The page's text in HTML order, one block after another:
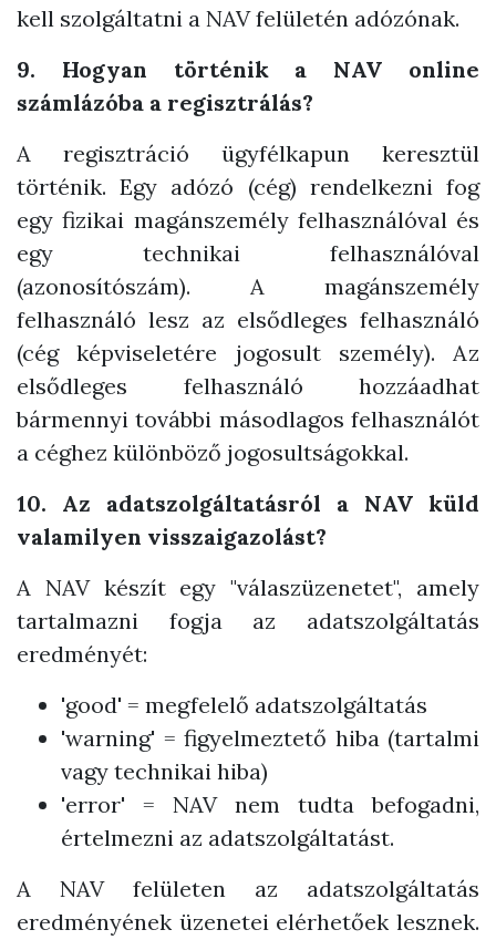
kell szolgáltatni a NAV felületén adózónak.
9. Hogyan történik a NAV online
számlázóba a regisztrálás?
A regisztráció ügyfélkapun keresztül
történik. Egy adózó (cég) rendelkezni fog
egy fizikai magánszemély felhasználóval és
egy technikai felhasználóval
(azonosítószám). A magánszemély
felhasználó lesz az elsődleges felhasználó
(cég képviseletére jogosult személy). Az
elsődleges felhasználó hozzáadhat
bármennyi további másodlagos felhasználót
a céghez különböző jogosultságokkal.
10. Az adatszolgáltatásról a NAV küld
valamilyen visszaigazolást?
A NAV készít egy "válaszüzenetet", amely
tartalmazni fogja az adatszolgáltatás
eredményét:
'good' = megfelelő adatszolgáltatás
'warning' = figyelmeztető hiba (tartalmi
vagy technikai hiba)
'error' = NAV nem tudta befogadni,
értelmezni az adatszolgáltatást.
A NAV felületen az adatszolgáltatás
eredményének üzenetei elérhetőek lesznek.